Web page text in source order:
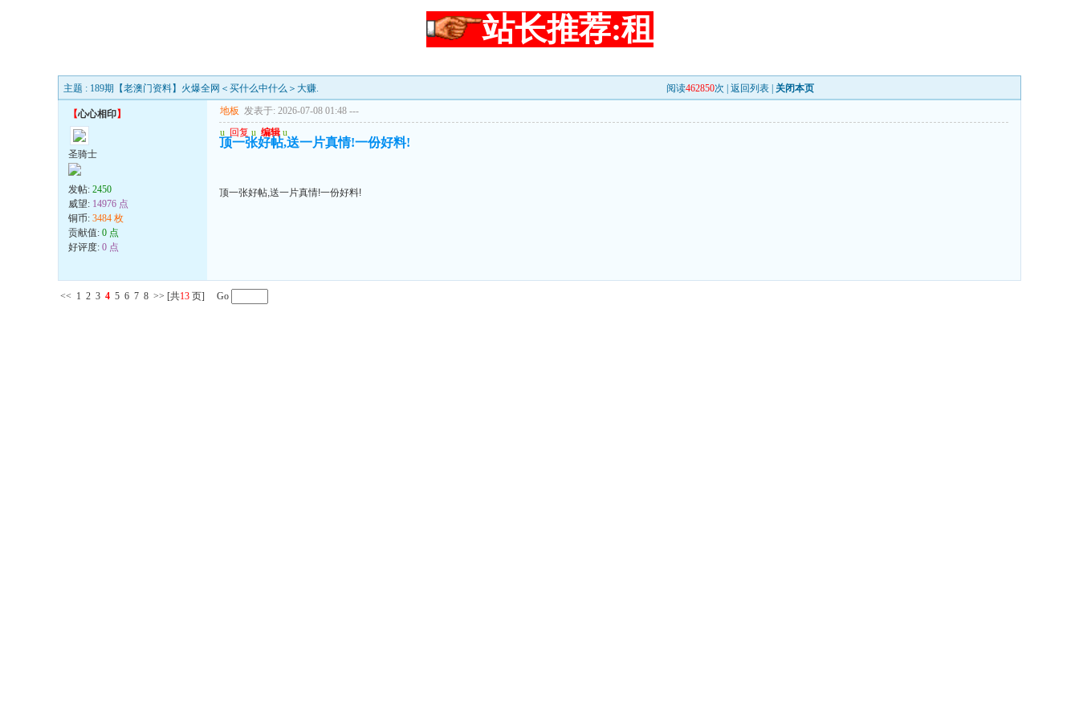
站长推荐:租
主题 : 189期【老澳门资料】火爆全网＜买什么中什么＞大赚. 阅读462850次 | 返回列表 关闭本页
【心心相印】
圣骑士
发帖: 2450
威望: 14976 点
铜币: 3484 枚
贡献值: 0 点
好评度: 0 点
地板 发表于: 2026-07-08 01:48 ---
u 回复 u 编辑 u
顶一张好帖,送一片真情!一份好料!
顶一张好帖,送一片真情!一份好料!
<< 1 2 3 4 5 6 7 8 >> [共13 页] Go